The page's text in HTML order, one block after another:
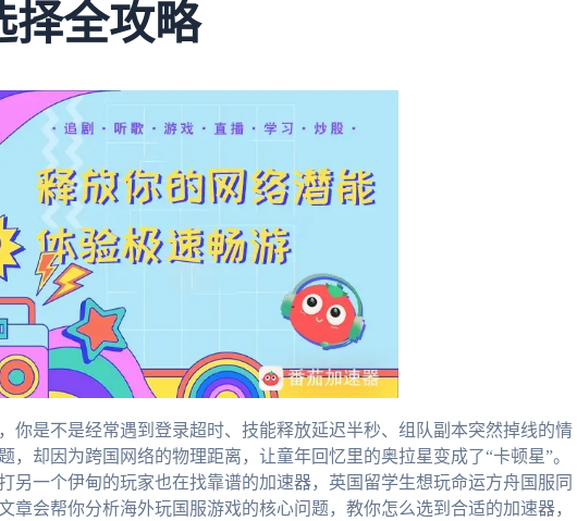
择全攻略
你是不是经常遇到登录超时、技能释放延迟半秒、组队副本突然掉线的情
，却因为跨国网络的物理距离，让童年回忆里的奥拉星变成了“卡顿星”。
另一个伊甸的玩家也在找靠谱的加速器，英国留学生想玩命运方舟国服同
章会帮你分析海外玩国服游戏的核心问题，教你怎么选到合适的加速器，